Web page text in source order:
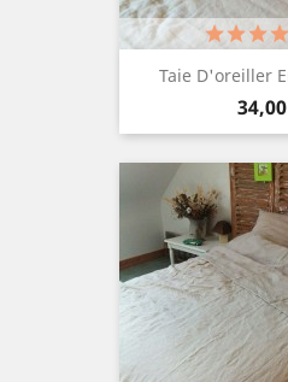
Taie D'oreiller
Prix